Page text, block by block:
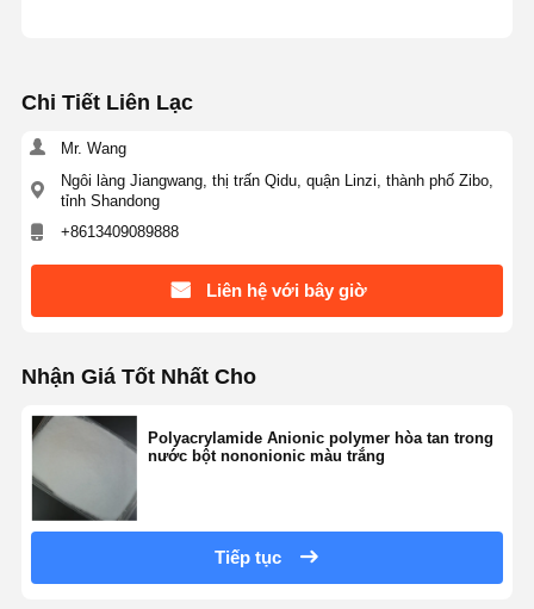
Chi Tiết Liên Lạc
Mr. Wang
Ngôi làng Jiangwang, thị trấn Qidu, quận Linzi, thành phố Zibo,
tỉnh Shandong
+8613409089888
Liên hệ với bây giờ
Nhận Giá Tốt Nhất Cho
Polyacrylamide Anionic polymer hòa tan trong
nước bột nononionic màu trắng
Tiếp tục